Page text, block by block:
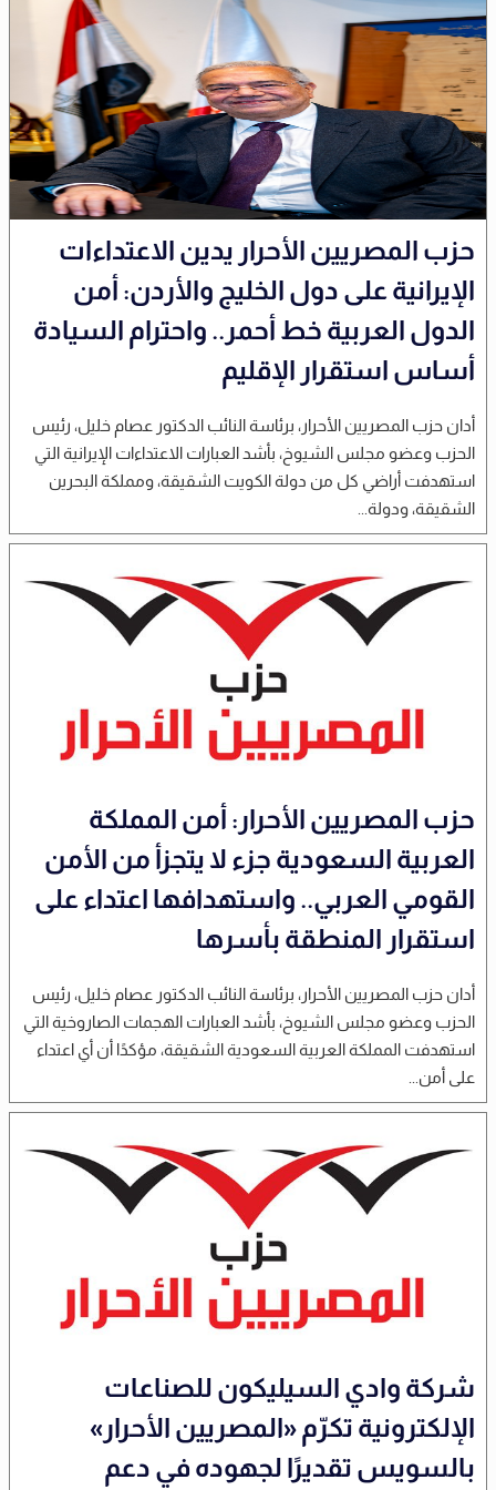
حزب المصريين الأحرار يدين الاعتداءات
الإيرانية على دول الخليج والأردن: أمن
الدول العربية خط أحمر.. واحترام السيادة
أساس استقرار الإقليم
أدان حزب المصريين الأحرار، برئاسة النائب الدكتور عصام خليل، رئيس
الحزب وعضو مجلس الشيوخ، بأشد العبارات الاعتداءات الإيرانية التي
استهدفت أراضي كل من دولة الكويت الشقيقة، ومملكة البحرين
الشقيقة، ودولة...
حزب المصريين الأحرار: أمن المملكة
العربية السعودية جزء لا يتجزأ من الأمن
القومي العربي.. واستهدافها اعتداء على
استقرار المنطقة بأسرها
أدان حزب المصريين الأحرار، برئاسة النائب الدكتور عصام خليل، رئيس
الحزب وعضو مجلس الشيوخ، بأشد العبارات الهجمات الصاروخية التي
استهدفت المملكة العربية السعودية الشقيقة، مؤكدًا أن أي اعتداء
على أمن...
شركة وادي السيليكون للصناعات
الإلكترونية تكرّم «المصريين الأحرار»
بالسويس تقديرًا لجهوده في دعم